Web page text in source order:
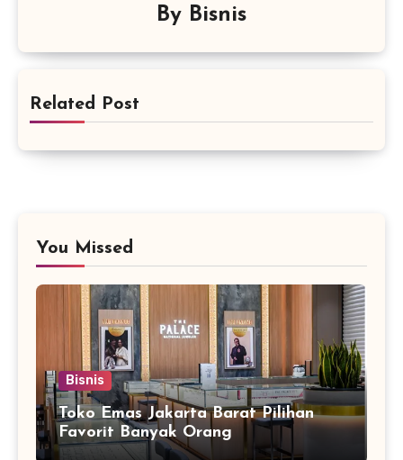
By Bisnis
Related Post
You Missed
Bisnis
Toko Emas Jakarta Barat Pilihan
Favorit Banyak Orang